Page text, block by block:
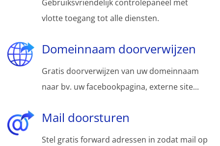
Gebruiksvriendelijk controlepaneel met
vlotte toegang tot alle diensten.
Domeinnaam doorverwijzen
Gratis doorverwijzen van uw domeinnaam
naar bv. uw facebookpagina, externe site...
Mail doorsturen
Stel gratis forward adressen in zodat mail op